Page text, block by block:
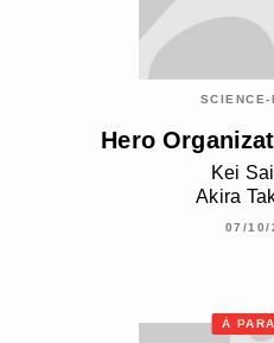
SCIENCE-
Hero
Kei
Akira
07/10/
À